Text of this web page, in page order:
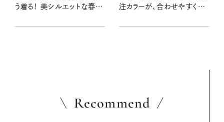
う着る！ 美シルエットな春ボ
注カラーが、合わせやすくて
Recommend